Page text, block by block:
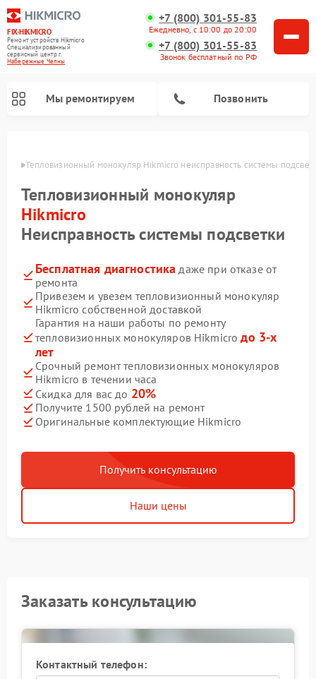
FIX-HIKMICRO
Ремонт устройств Hikmicro
Специализированный
cервисный центр г.
Набережные Челны
+7 (800) 301-55-83
Ежедневно, с 10:00 до 20:00
+7 (800) 301-55-83
Звонок бесплатный по РФ
Мы ремонтируем Позвонить
Тепловизионный монокуляр Hikmicro неисправность системы
Тепловизионный монокуляр
Hikmicro
Неисправность системы подсветки
Бесплатная диагностика даже при отказе от
ремонта
Привезем и увезем тепловизионный монокуляр
Hikmicro собственной доставкой
Гарантия на наши работы по ремонту
тепловизионных монокуляров Hikmicroдо 3-х
лет
Срочный ремонт тепловизионных монокуляров
Hikmicro в течении часа
Скидка для вас до 20%
Получите 1500 рублей на ремонт
Оригинальные комплектующие Hikmicro
Получить консультацию
Наши цены
Заказать консультацию
Контактный телефон: